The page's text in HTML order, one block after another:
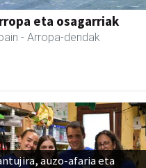
eta osagarriak
- Arropa-dendak
auzo-afaria eta